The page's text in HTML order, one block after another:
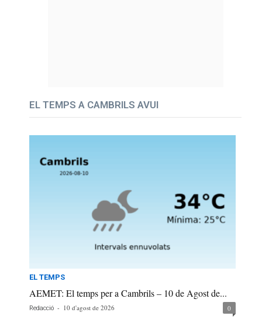
EL TEMPS A CAMBRILS AVUI
EL TEMPS
AEMET: El temps per a Cambrils – 10 de Agost de...
Redacció - 10 d'agost de 2026 0